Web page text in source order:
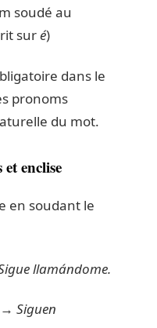
soudé au
suré)
dans le
pronoms
du mot.
enclise
en soudant le
llamándome.
→ Siguen